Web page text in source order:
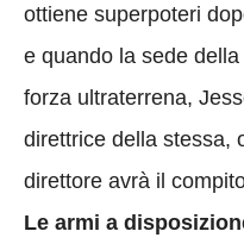
ottiene superpoteri
e quando la sede
forza ultraterrena,
direttrice della stessa,
direttore avrà il
Le armi a